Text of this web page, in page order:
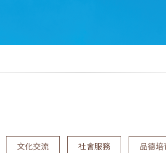
文化交流 社會服務 品德培